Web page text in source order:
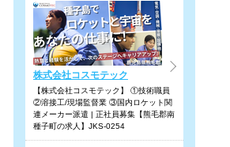
株式会社コスモテック
【株式会社コスモテック】 ①技術職員
②溶接工/現場監督業 ③国内ロケット関
連メーカー派遣 | 正社員募集【熊毛郡南
種子町の求人】JKS-0254